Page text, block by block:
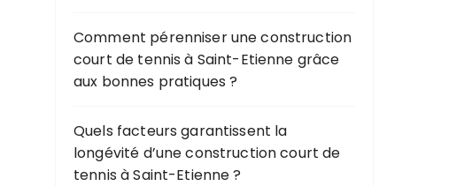
u
r
Comment pérenniser une construction
court de tennis à Saint-Etienne grâce
aux bonnes pratiques ?
Quels facteurs garantissent la
longévité d’une construction court de
tennis à Saint-Etienne ?